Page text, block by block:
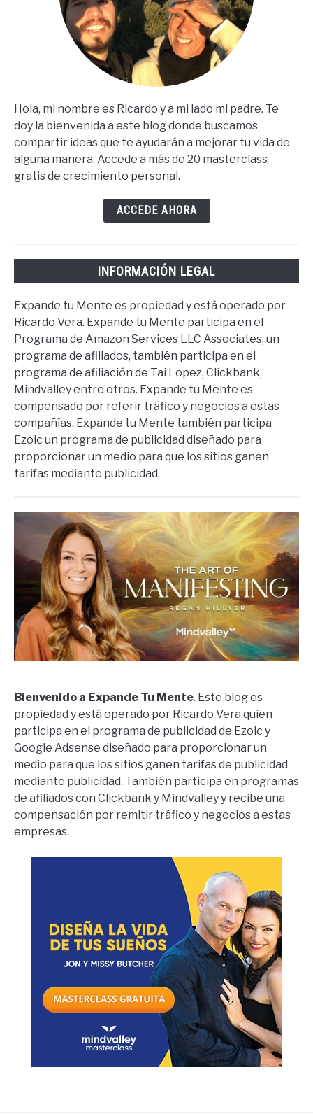
Hola, mi nombre es Ricardo y a mi lado mi padre. Te
doy la bienvenida a este blog donde buscamos
compartir ideas que te ayudarán a mejorar tu vida de
alguna manera. Accede a más de 20 masterclass
gratis de crecimiento personal.
ACCEDE AHORA
INFORMACIÓN LEGAL
Expande tu Mente es propiedad y está operado por
Ricardo Vera. Expande tu Mente participa en el
Programa de Amazon Services LLC Associates, un
programa de afiliados, también participa en el
programa de afiliación de Tai Lopez, Clickbank,
Mindvalley entre otros. Expande tu Mente es
compensado por referir tráfico y negocios a estas
compañías. Expande tu Mente también participa
Ezoic un programa de publicidad diseñado para
proporcionar un medio para que los sitios ganen
tarifas mediante publicidad.
Bienvenido a Expande Tu Mente. Este blog es
propiedad y está operado por Ricardo Vera quien
participa en el programa de publicidad de Ezoic y
Google Adsense diseñado para proporcionar un
medio para que los sitios ganen tarifas de publicidad
mediante publicidad. También participa en programas
de afiliados con Clickbank y Mindvalley y recibe una
compensación por remitir tráfico y negocios a estas
empresas.